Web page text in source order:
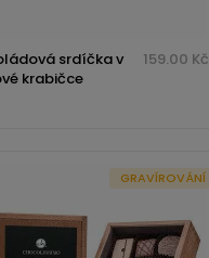
srdíčka v
krabičce
159.00 Kč
GRAVÍROVÁNÍ